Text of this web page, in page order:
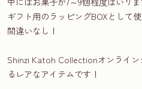
ギフト用のラッピングBOXとして
間違いなし！
Shinzi Katoh Collectionオンライ
るレアなアイテムです！